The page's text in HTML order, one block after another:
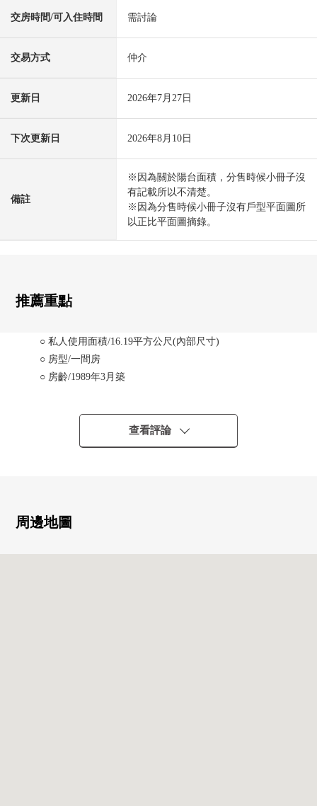
交房時間/可入住時間 需討論
交易方式 仲介
更新日 2026年7月27日
下次更新日 2026年8月10日
備註
※因為關於陽台面積，分售時候小冊子沒
有記載所以不清楚。
※因為分售時候小冊子沒有戶型平面圖所
以正比平面圖摘錄。
推薦重點
○ 私人使用面積/16.19平方公尺(內部尺寸)
○ 房型/一間房
○ 房齡/1989年3月築
■帶租約房屋(需交接租賃契約)(2024年2月10日當時)
○ 每月費用租金/33,000日圆
○ 表面利潤率/8.8%
※無法保證房屋租金在未來能成為確實的收入。
查看評論
周邊地圖